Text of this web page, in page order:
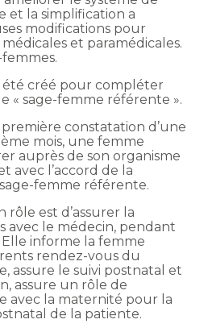
et la simplification a
modifications pour
et paramédicales.
femmes.
créé pour compléter
« sage-femme référente ».
constatation d’une
mois, une femme
auprès de son organisme
avec l’accord de la
femme référente.
rôle est d’assurer la
avec le médecin, pendant
Elle informe la femme
rendez-vous du
assure le suivi postnatal et
assure un rôle de
avec la maternité pour la
de la patiente.